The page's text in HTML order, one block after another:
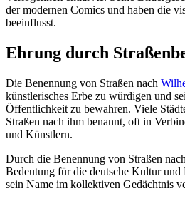
der modernen Comics und haben die
beeinflusst.
Ehrung durch
Die Benennung von Straßen nach
künstlerisches Erbe zu würdigen und
Öffentlichkeit zu bewahren. Viele
Straßen nach ihm benannt, oft in
und Künstlern.
Durch die Benennung von Straßen
Bedeutung für die deutsche Kultur und
sein Name im kollektiven Gedächtnis